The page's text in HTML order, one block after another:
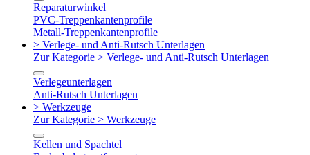
Reparaturwinkel
PVC-Treppenkantenprofile
Metall-Treppenkantenprofile
> Verlege- und Anti-Rutsch Unterlagen
Zur Kategorie > Verlege- und Anti-Rutsch Unterlagen
Verlegeunterlagen
Anti-Rutsch Unterlagen
> Werkzeuge
Zur Kategorie > Werkzeuge
Kellen und Spachtel